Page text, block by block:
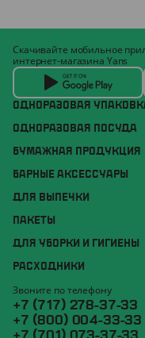
ОДНОРАЗОВАЯ
ОДНОРАЗОВАЯ ПОСУДА
БУМАЖНАЯ ПРОДУКЦИЯ
БАРНЫЕ АКСЕССУАРЫ
ДЛЯ ВЫПЕЧКИ
ПАКЕТЫ
ДЛЯ УБОРКИ И ГИГИЕНЫ
РАСХОДНИКИ
Скачивайте мобильное
интернет-магазина Yans
Звоните по телефону
+7 (717) 278-37-33
+7 (800) 004-33-33
+7 (701) 073-37-33